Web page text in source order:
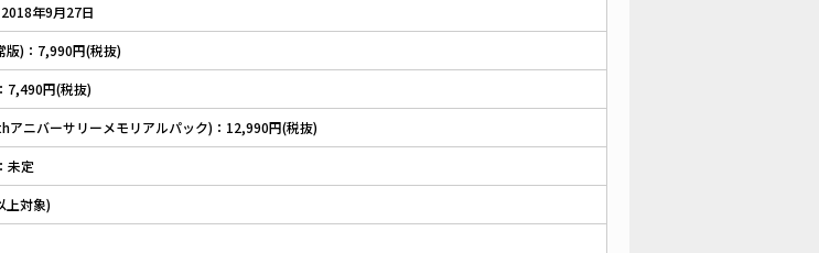
年9月27日
版)：7,990円(税抜)
7,490円(税抜)
アニバーサリーメモリアルパック)：12,990円(税抜)
未定
上対象)